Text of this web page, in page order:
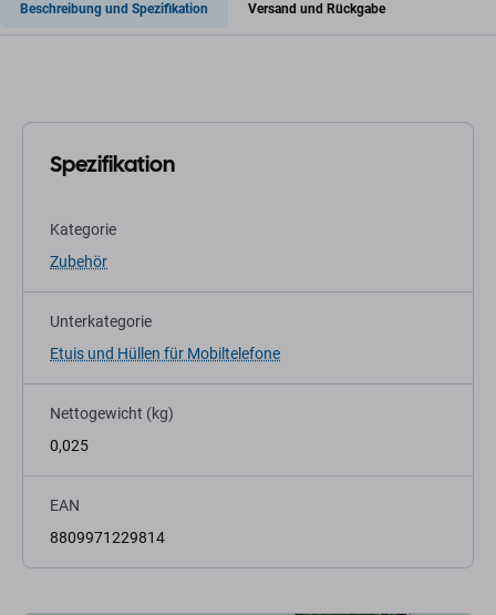
Beschreibung und Spezifikation Versand und Rückgabe
Spezifikation
Kategorie
Zubehör
Unterkategorie
Etuis und Hüllen für Mobiltelefone
Nettogewicht (kg)
0,025
EAN
8809971229814